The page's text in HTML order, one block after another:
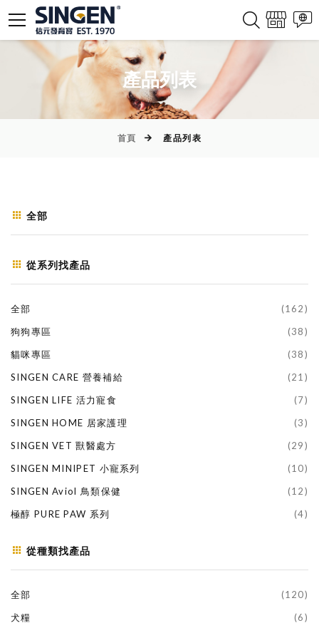
產品列表
首頁 產品列表
全部
從系列找產品
全部
(162)
狗狗專區
(38)
貓咪專區
(38)
SINGEN CARE 營養補給
(21)
SINGEN LIFE 活力寵食
(7)
SINGEN HOME 居家護理
(3)
SINGEN VET 獸醫處方
(29)
SINGEN MINIPET 小寵系列
(10)
SINGEN Aviol 鳥類保健
(12)
極醇 PURE PAW 系列
(4)
從種類找產品
全部
(120)
犬糧
(6)